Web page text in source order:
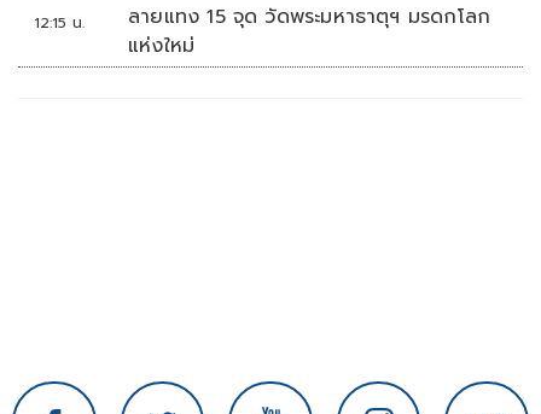
12:15 น.
ลายแทง 15 จุด วัดพระมหาธาตุฯ มรดกโลก
แห่งใหม่